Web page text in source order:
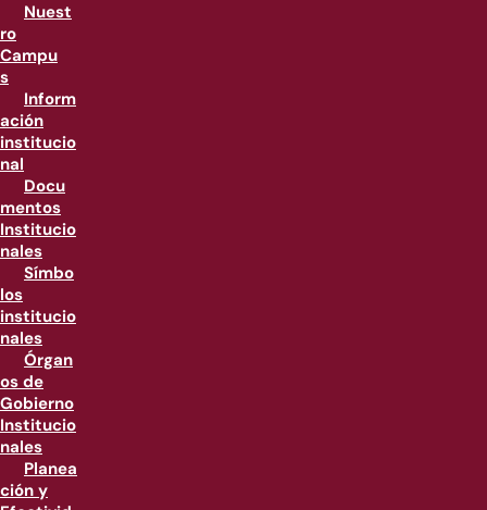
Nuest
ro
Campu
s
Inform
ación
institucio
nal
Docu
mentos
Institucio
nales
Símbo
los
institucio
nales
Órgan
os de
Gobierno
Institucio
nales
Planea
ción y